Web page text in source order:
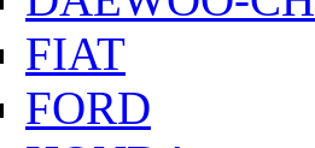
FIAT
FORD